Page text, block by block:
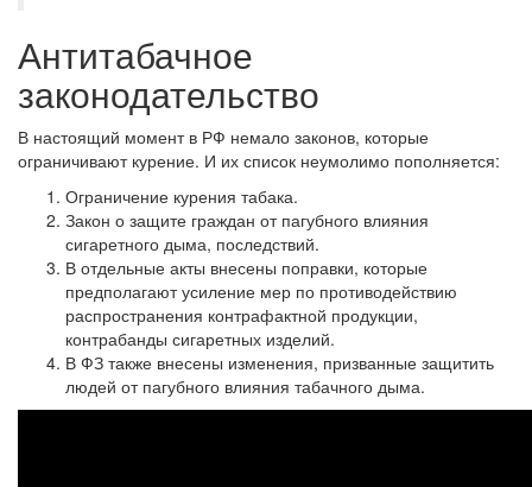
Антитабачное
законодательство
В настоящий момент в РФ немало законов, которые
ограничивают курение. И их список неумолимо пополняется:
Ограничение курения табака.
Закон о защите граждан от пагубного влияния
сигаретного дыма, последствий.
В отдельные акты внесены поправки, которые
предполагают усиление мер по противодействию
распространения контрафактной продукции,
контрабанды сигаретных изделий.
В ФЗ также внесены изменения, призванные защитить
людей от пагубного влияния табачного дыма.